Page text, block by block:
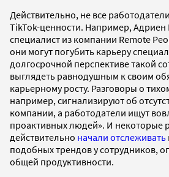
Действительно, не все
TikTok-ценности. Например, Адриен
специалист из компании Remote
они могут погубить карьеру
долгосрочной перспективе такой
выглядеть равнодушным к своим
карьерному росту. Разговоры о
например, сигнализируют об
компании, а работодатели ищут
проактивных людей». И некоторые
действительно начали отслеживать
подобных трендов у сотрудников,
общей продуктивности.